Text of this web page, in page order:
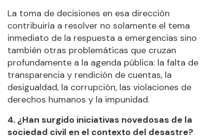
La toma de decisiones en esa dirección
contribuiría a resolver no solamente el tema
inmediato de la respuesta a emergencias sino
también otras problemáticas que cruzan
profundamente a la agenda pública: la falta de
transparencia y rendición de cuentas, la
desigualdad, la corrupción, las violaciones de
derechos humanos y la impunidad.
4. ¿Han surgido iniciativas novedosas de la
sociedad civil en el contexto del desastre?